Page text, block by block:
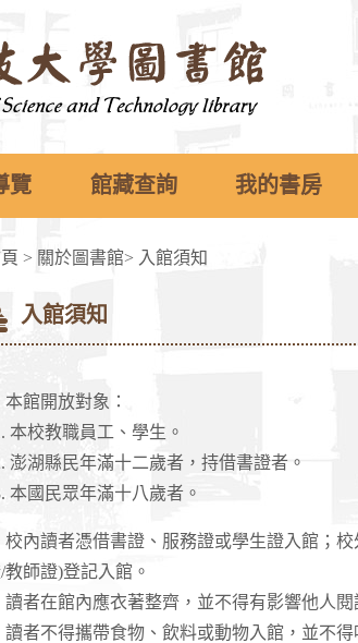
覽 館藏查詢 我的書房
> 關於圖書館> 入館須知
入館須知
本館開放對象：
本校教職員工、學生。
澎湖縣民年滿十二歲者，持借書證者。
本國民眾年滿十八歲者。
校內讀者憑借書證、服務證或學生證入館；
教師證)登記入館。
讀者在館內應衣著整齊，並不得有影響他人
讀者不得攜帶食物、飲料或動物入館，並不